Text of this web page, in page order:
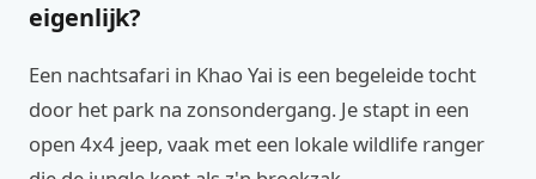
eigenlijk?
Een nachtsafari in Khao Yai is een begeleide tocht
door het park na zonsondergang. Je stapt in een
open 4x4 jeep, vaak met een lokale wildlife ranger